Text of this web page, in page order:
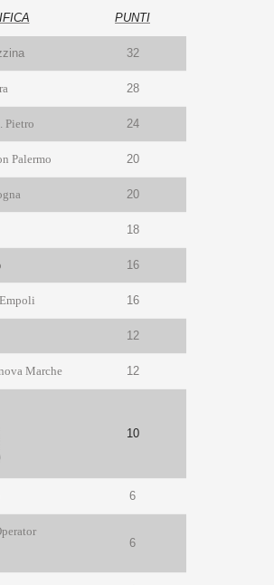
PUNTI
32
28
Pietro 24
Palermo 20
20
18
16
16
12
Marche 12
10
6
6